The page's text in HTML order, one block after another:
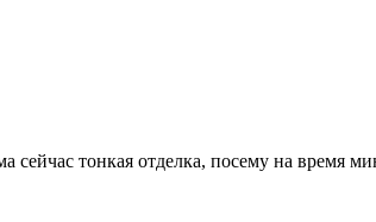
сейчас тонкая отделка, посему на время